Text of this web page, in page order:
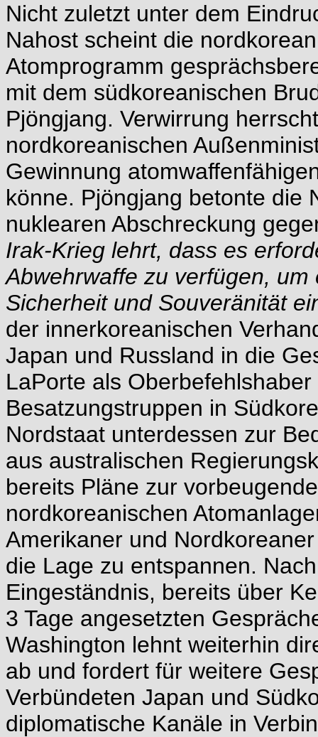
Nicht zuletzt unter dem
Nahost scheint die
Atomprogramm
mit dem südkoreanischen
Pjöngjang. Verwirrung
nordkoreanischen
Gewinnung
könne. Pjöngjang betonte die
nuklearen Abschreckung
Irak-Krieg lehrt, dass es
Abwehrwaffe zu verfügen,
Sicherheit und Souveränität
der innerkoreanischen
Japan und Russland in die
LaPorte als
Besatzungstruppen in
Nordstaat unterdessen zur
aus australischen
bereits Pläne zur
nordkoreanischen
Amerikaner und
die Lage zu entspannen.
Eingeständnis, bereits über
3 Tage angesetzten
Washington lehnt weiterhin
ab und fordert für weitere
Verbündeten Japan und
diplomatische Kanäle in